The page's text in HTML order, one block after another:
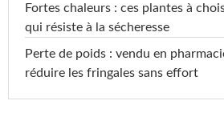
Fortes chaleurs : ces plantes à
qui résiste à la sécheresse
Perte de poids : vendu en
réduire les fringales sans effort